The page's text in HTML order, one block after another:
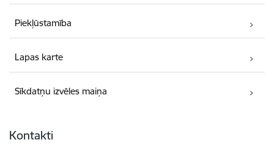
Piekļūstamība
Lapas karte
Sīkdatņu izvēles maiņa
Kontakti